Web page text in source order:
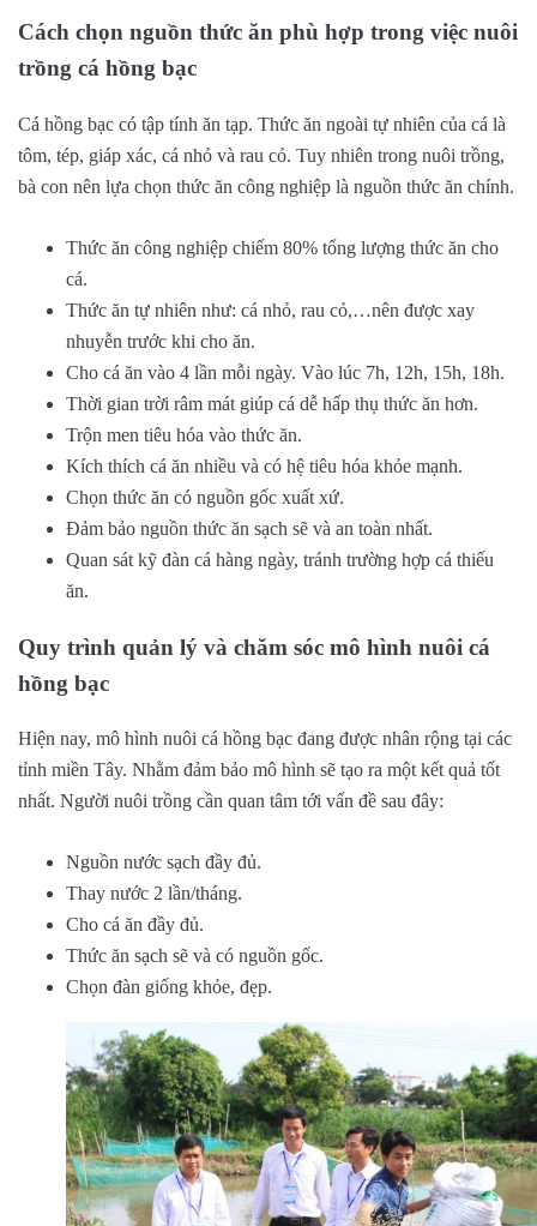
Cách chọn nguồn thức ăn phù hợp trong việc nuôi
trồng cá hồng bạc
Cá hồng bạc có tập tính ăn tạp. Thức ăn ngoài tự nhiên của cá là
tôm, tép, giáp xác, cá nhỏ và rau cỏ. Tuy nhiên trong nuôi trồng,
bà con nên lựa chọn thức ăn công nghiệp là nguồn thức ăn chính.
Thức ăn công nghiệp chiếm 80% tổng lượng thức ăn cho
cá.
Thức ăn tự nhiên như: cá nhỏ, rau cỏ,…nên được xay
nhuyễn trước khi cho ăn.
Cho cá ăn vào 4 lần mỗi ngày. Vào lúc 7h, 12h, 15h, 18h.
Thời gian trời râm mát giúp cá dễ hấp thụ thức ăn hơn.
Trộn men tiêu hóa vào thức ăn.
Kích thích cá ăn nhiều và có hệ tiêu hóa khỏe mạnh.
Chọn thức ăn có nguồn gốc xuất xứ.
Đảm bảo nguồn thức ăn sạch sẽ và an toàn nhất.
Quan sát kỹ đàn cá hàng ngày, tránh trường hợp cá thiếu
ăn.
Quy trình quản lý và chăm sóc mô hình nuôi cá
hồng bạc
Hiện nay, mô hình nuôi cá hồng bạc đang được nhân rộng tại các
tỉnh miền Tây. Nhằm đảm bảo mô hình sẽ tạo ra một kết quả tốt
nhất. Người nuôi trồng cần quan tâm tới vấn đề sau đây:
Nguồn nước sạch đầy đủ.
Thay nước 2 lần/tháng.
Cho cá ăn đầy đủ.
Thức ăn sạch sẽ và có nguồn gốc.
Chọn đàn giống khỏe, đẹp.